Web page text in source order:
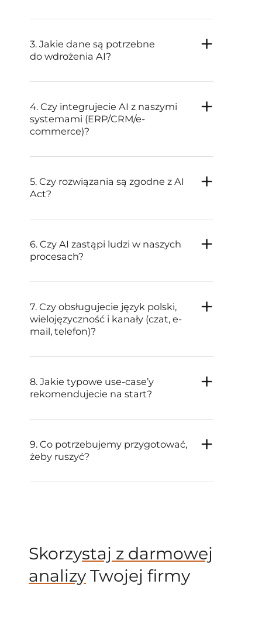
3. Jakie dane są potrzebne
do wdrożenia AI?
4. Czy integrujecie AI z naszymi
systemami (ERP/CRM/e-
commerce)?
5. Czy rozwiązania są zgodne z AI
Act?
6. Czy AI zastąpi ludzi w naszych
procesach?
7. Czy obsługujecie język polski,
wielojęzyczność i kanały (czat, e-
mail, telefon)?
8. Jakie typowe use-case’y
rekomendujecie na start?
9. Co potrzebujemy przygotować,
żeby ruszyć?
Skorzystaj z darmowej
analizyTwojej firmy